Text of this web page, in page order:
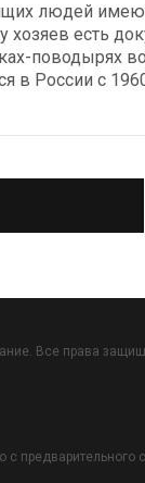
людей
есть
поводырях
в России с
Все права
с